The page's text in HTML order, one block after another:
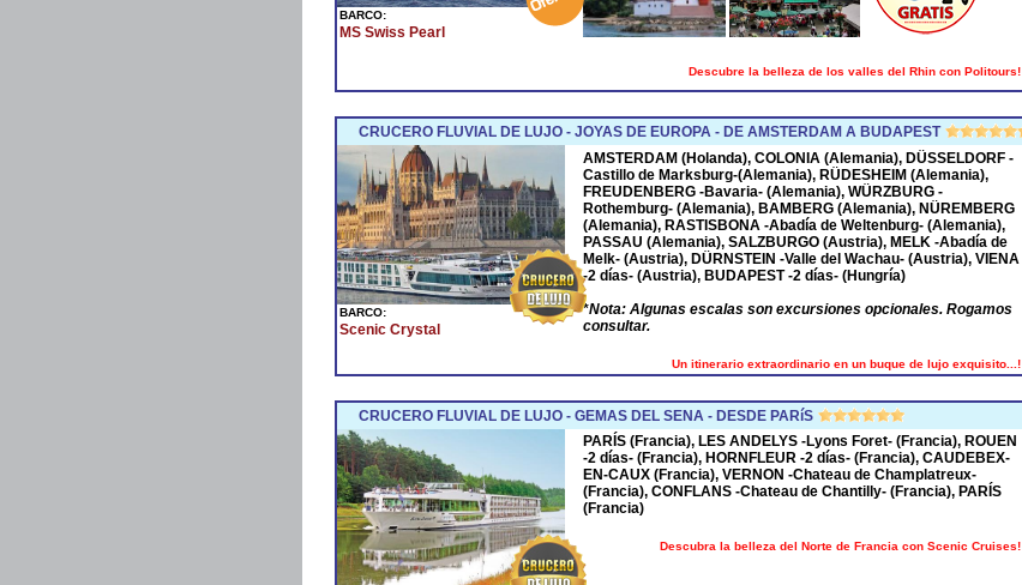
BARCO:
MS Swiss Pearl
Descubre la belleza de los valles del Rhin con Politours!
CRUCERO FLUVIAL DE LUJO - JOYAS DE EUROPA - DE AMSTERDAM A BUDAPEST
BARCO:
Scenic Crystal
AMSTERDAM (Holanda), COLONIA (Alemania), DÜSSELDORF -
Castillo de Marksburg-(Alemania), RÜDESHEIM (Alemania),
FREUDENBERG -Bavaria- (Alemania), WÜRZBURG -
Rothemburg- (Alemania), BAMBERG (Alemania), NÜREMBERG
(Alemania), RASTISBONA -Abadía de Weltenburg- (Alemania),
PASSAU (Alemania), SALZBURGO (Austria), MELK -Abadía de
Melk- (Austria), DÜRNSTEIN -Valle del Wachau- (Austria), VIENA
-2 días- (Austria), BUDAPEST-2 días- (Hungría)
*Nota: Algunas escalas son excursiones opcionales. Rogamos
consultar.
Un itinerario extraordinario en un buque de lujo exquisito...!
CRUCERO FLUVIAL DE LUJO - GEMAS DEL SENA - DESDE PARíS
PARÍS (Francia), LES ANDELYS -Lyons Foret- (Francia), ROUEN
-2 días- (Francia), HORNFLEUR -2 días- (Francia), CAUDEBEX-
EN-CAUX (Francia), VERNON -Chateau de Champlatreux-
(Francia), CONFLANS -Chateau de Chantilly- (Francia), PARÍS
(Francia)
Descubra la belleza del Norte de Francia con Scenic Cruises!